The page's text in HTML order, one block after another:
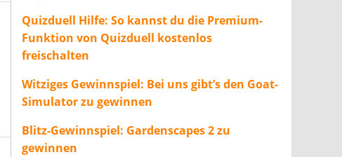
Quizduell Hilfe: So kannst du die Premium-
Funktion von Quizduell kostenlos
freischalten
Witziges Gewinnspiel: Bei uns gibt’s den Goat-
Simulator zu gewinnen
Blitz-Gewinnspiel: Gardenscapes 2 zu
gewinnen